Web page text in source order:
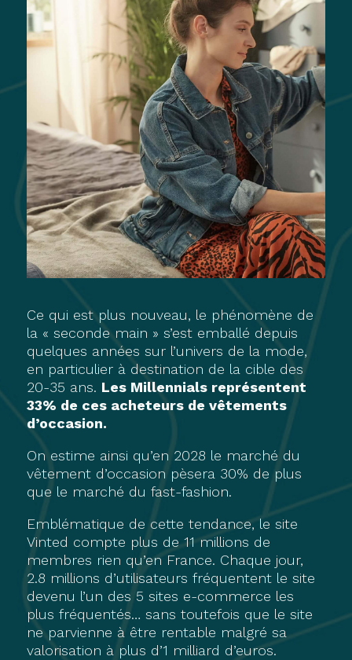
Ce qui est plus nouveau, le phénomène de
la « seconde main » s’est emballé depuis
quelques années sur l’univers de la mode,
en particulier à destination de la cible des
20-35 ans. Les Millennials représentent
33% de ces acheteurs de vêtements
d’occasion.
On estime ainsi qu’en 2028 le marché du
vêtement d’occasion pèsera 30% de plus
que le marché du fast-fashion.
Emblématique de cette tendance, le site
Vinted compte plus de 11 millions de
membres rien qu’en France. Chaque jour,
2.8 millions d’utilisateurs fréquentent le site
devenu l’un des 5 sites e-commerce les
plus fréquentés… sans toutefois que le site
ne parvienne à être rentable malgré sa
valorisation à plus d’1 milliard d’euros.